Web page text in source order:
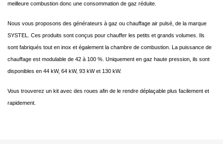
meilleure combustion donc une consommation de gaz réduite.
Nous vous proposons des générateurs à gaz ou chauffage air pulsé, de la marque
SYSTEL. Ces produits sont conçus pour chauffer les petits et grands volumes. Ils
sont fabriqués tout en inox et également la chambre de combustion. La puissance de
chauffage est modulable de 42 à 100 %. Uniquement en gaz haute pression, ils sont
disponibles en 44 kW, 64 kW, 93 kW et 130 kW.
Vous trouverez un kit avec des roues afin de le rendre déplaçable plus facilement et
rapidement.